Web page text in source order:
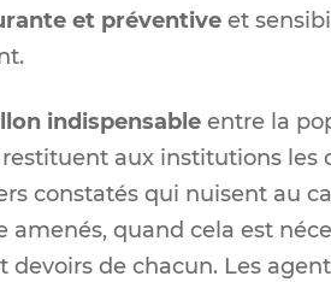
et préventive et
indispensable entre la
aux institutions les
constatés qui nuisent au
amenés, quand cela est
devoirs de chacun. Les